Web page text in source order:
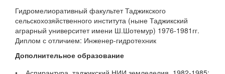
Гидромелиоративный факультет Таджикского
сельскохозяйственного института (ныне Таджикский
аграрный университет имени Ш.Шотемур) 1976-1981гг.
Диплом с отличием: Инженер-гидротехник
Дополнительное образование